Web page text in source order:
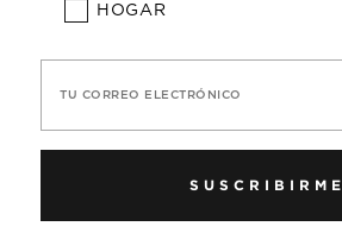
HOGAR
TU CORREO ELECTRÓNICO
SUSCRIBIRME